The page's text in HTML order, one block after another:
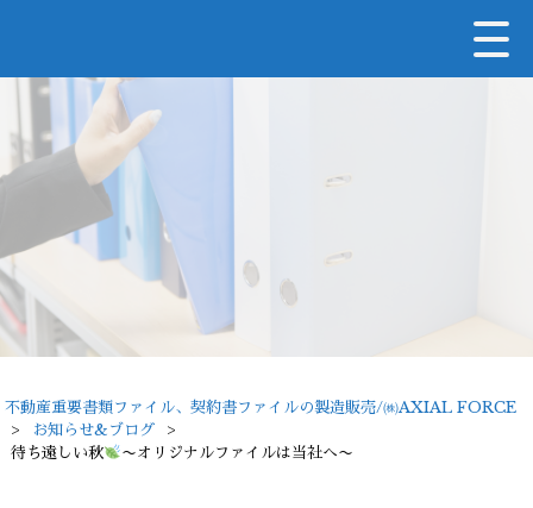
不動産重要書類ファイル、契約書ファイルの製造販売/㈱AXIAL FORCE
>
お知らせ&ブログ
>
待ち遠しい秋
〜オリジナルファイルは当社へ〜